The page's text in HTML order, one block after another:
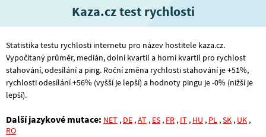
Kaza.cz test rychlosti
Statistika testu rychlosti internetu pro název hostitele kaza.cz.
Vypočítaný průměr, medián, dolní kvartil a horní kvartil pro rychlost
stahování, odesílání a ping. Roční změna rychlosti stahování je +51%,
rychlosti odesílání +56% (vyšší je lepší) a hodnoty pingu je -0% (nižší je
lepší).
Další jazykové mutace: NET , DE ,AT , ES , FR , IT , HU , PL ,SK , UK ,
RO